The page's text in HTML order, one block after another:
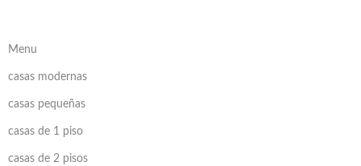
Menu
casas modernas
casas pequeñas
casas de 1 piso
casas de 2 pisos